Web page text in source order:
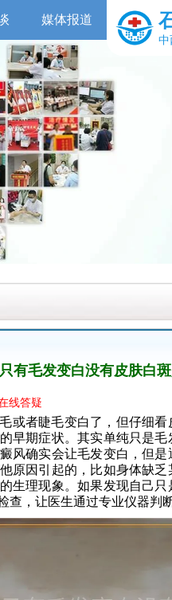
媒体报道
中
只有毛发变白没有皮肤白
线答疑
或者睫毛变白了，但仔细
早期症状。其实单纯只是
风确实会让毛发变白，但
原因引起的，比如身体缺
生理现象。如果发现自己
，让医生通过专业仪器判